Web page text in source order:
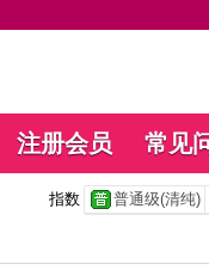
注册会员 常见
指数 普通级(清纯)